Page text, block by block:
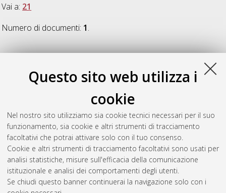
Questo sito web utilizza i
cookie
Nel nostro sito utilizziamo sia cookie tecnici necessari per il suo
funzionamento, sia cookie e altri strumenti di tracciamento
facoltativi che potrai attivare solo con il tuo consenso.
Cookie e altri strumenti di tracciamento facoltativi sono usati per
analisi statistiche, misure sull'efficacia della comunicazione
istituzionale e analisi dei comportamenti degli utenti.
Se chiudi questo banner continuerai la navigazione solo con i
Vai a: 21
Numero di documenti: 1.
21
Toschi, Laura(2009) Corporate Venture Capital: How
established firms use external resources to create new
, [Dissertation thesis], Alma Mater Studiorum
Università di Bologna. Dottorato di ricerca inDirezione
aziendale, 21 Ciclo. DOI 10.6092/unibo/amsdottorato/1642.
Questa lista e' stata generata il Thu Aug 6 20:44:17 2026